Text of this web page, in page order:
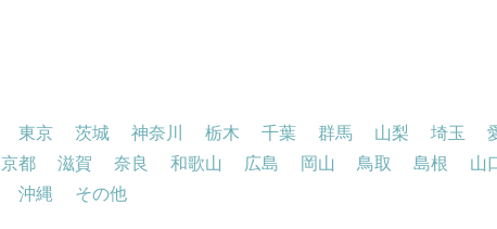
東京 茨城 神奈川 栃木 千葉 群馬 山梨 埼玉
京都 滋賀 奈良 和歌山 広島 岡山 鳥取 島根
山
沖縄 その他